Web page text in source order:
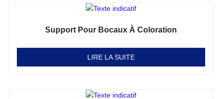
Support Pour Bocaux À Coloration
LIRE LA SUITE